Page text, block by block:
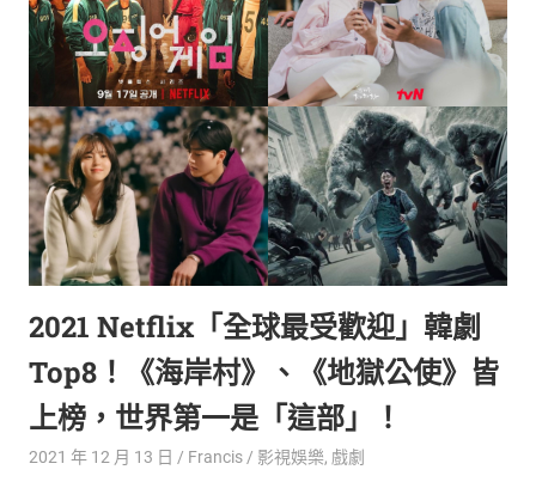
星
座、
獵
新
鮮
內
容，
讓
獨
一
二
你
和
CBOOK
一
2021 Netflix「全球最受歡迎」韓劇
Top8！《海岸村》、《地獄公使》皆
上榜，世界第一是「這部」！
2021 年 12 月 13 日 Francis 影視娛樂, 戲劇